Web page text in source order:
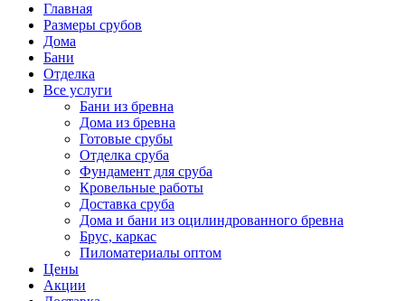
Главная
Размеры срубов
Дома
Бани
Отделка
Все услуги
Бани из бревна
Дома из бревна
Готовые срубы
Отделка сруба
Фундамент для сруба
Кровельные работы
Доставка сруба
Дома и бани из оцилиндрованного бревна
Брус, каркас
Пиломатериалы оптом
Цены
Акции